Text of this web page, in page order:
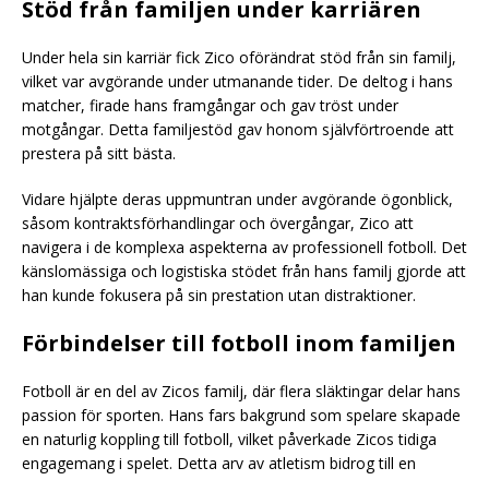
Stöd från familjen under karriären
Under hela sin karriär fick Zico oförändrat stöd från sin familj,
vilket var avgörande under utmanande tider. De deltog i hans
matcher, firade hans framgångar och gav tröst under
motgångar. Detta familjestöd gav honom självförtroende att
prestera på sitt bästa.
Vidare hjälpte deras uppmuntran under avgörande ögonblick,
såsom kontraktsförhandlingar och övergångar, Zico att
navigera i de komplexa aspekterna av professionell fotboll. Det
känslomässiga och logistiska stödet från hans familj gjorde att
han kunde fokusera på sin prestation utan distraktioner.
Förbindelser till fotboll inom familjen
Fotboll är en del av Zicos familj, där flera släktingar delar hans
passion för sporten. Hans fars bakgrund som spelare skapade
en naturlig koppling till fotboll, vilket påverkade Zicos tidiga
engagemang i spelet. Detta arv av atletism bidrog till en